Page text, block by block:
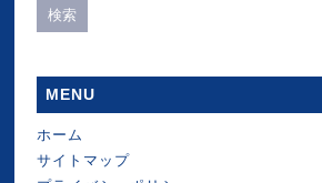
MENU
ホーム
サイトマップ